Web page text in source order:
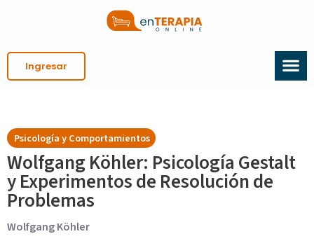
Ingresar
Psicología y Comportamientos
Wolfgang Köhler: Psicología Gestalt
y Experimentos de Resolución de
Problemas
Wolfgang Köhler